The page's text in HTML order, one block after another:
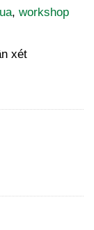
, workshop
xét